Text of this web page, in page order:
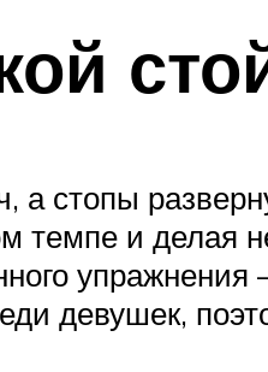
стопы
темпе и делая
упражнения
девушек,